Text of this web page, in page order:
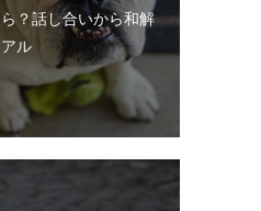
？話し合いから和解
ル